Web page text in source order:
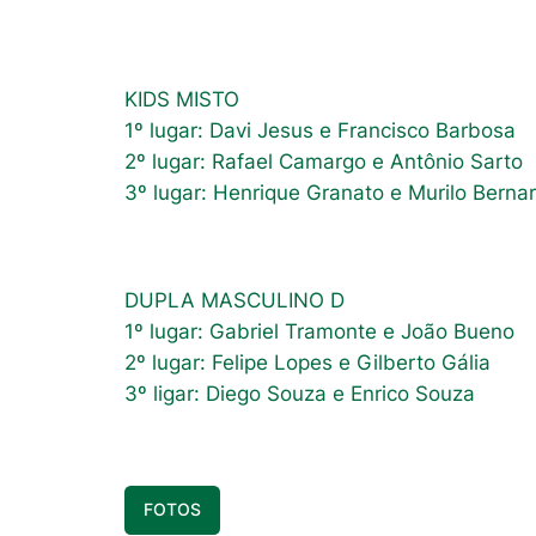
KIDS MISTO
1º lugar: Davi Jesus e Francisco Barbosa
2º lugar: Rafael Camargo e Antônio Sarto
3º lugar: Henrique Granato e Murilo
DUPLA MASCULINO D
1º lugar: Gabriel Tramonte e João Bueno
2º lugar: Felipe Lopes e Gilberto Gália
3º ligar: Diego Souza e Enrico Souza
FOTOS